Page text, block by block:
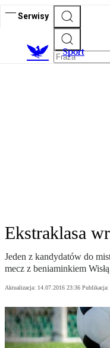
Serwisy
Sport
Ekstraklasa
Jeden z kandydatów do
mecz z beniaminkiem Wisłą
Aktualizacja: 14.07.2016 23:36 Publikacja: